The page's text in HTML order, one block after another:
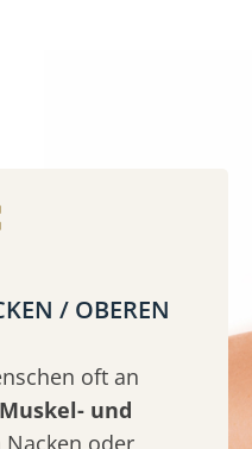
/ OBEREN
oft an
und